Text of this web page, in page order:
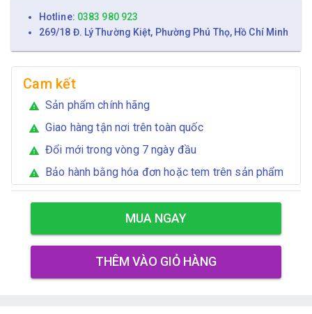
Hotline: 0383 980 923
269/18 Đ. Lý Thường Kiệt, Phường Phú Thọ, Hồ Chí Minh
Cam kết
warning Sản phẩm chính hãng
warning Giao hàng tận nơi trên toàn quốc
warning Đổi mới trong vòng 7 ngày đầu
warning Bảo hành bằng hóa đơn hoặc tem trên sản phẩm
MUA NGAY
THÊM VÀO GIỎ HÀNG